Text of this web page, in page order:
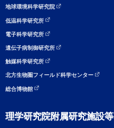
地球環境科学研究院
低温科学研究所
電子科学研究所
遺伝子病制御研究所
触媒科学研究所
北方生物圏フィールド科学センター
総合博物館
理学研究院附属研究施設等